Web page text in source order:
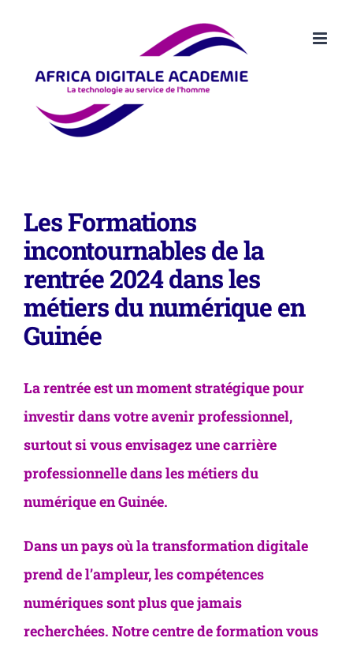
Les Formations
incontournables de la
rentrée 2024 dans les
métiers du numérique en
Guinée
La rentrée est un moment stratégique pour
investir dans votre avenir professionnel,
surtout si vous envisagez une carrière
professionnelle dans les métiers du
numérique en Guinée.
Dans un pays où la transformation digitale
prend de l’ampleur, les compétences
numériques sont plus que jamais
recherchées. Notre centre de formation vous